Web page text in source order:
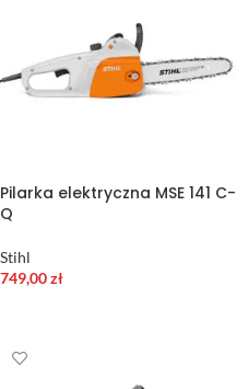
Pilarka elektryczna MSE 141 C-
Q
Stihl
749,00zł